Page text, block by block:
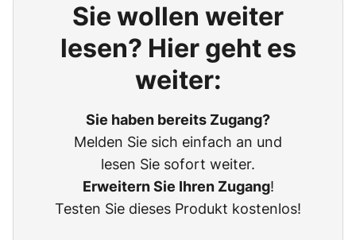
Sie wollen weiter
lesen? Hier geht es
weiter:
Sie haben bereits Zugang?
Melden Sie sich einfach an und
lesen Sie sofort weiter.
Erweitern Sie Ihren Zugang!
Testen Sie dieses Produkt kostenlos!